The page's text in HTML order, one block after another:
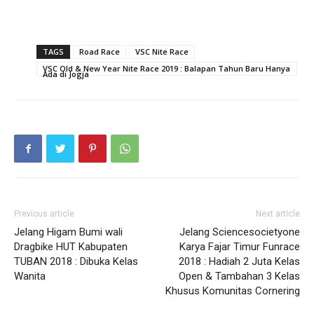
TAGS Road Race
VSC Nite Race
VSC Old & New Year Nite Race 2019 : Balapan Tahun Baru Hanya
Ada di Jogja
Previous article
Jelang Higam Bumi wali
Dragbike HUT Kabupaten
TUBAN 2018 : Dibuka Kelas
Wanita
Next article
Jelang Sciencesocietyone
Karya Fajar Timur Funrace
2018 : Hadiah 2 Juta Kelas
Open & Tambahan 3 Kelas
Khusus Komunitas Cornering